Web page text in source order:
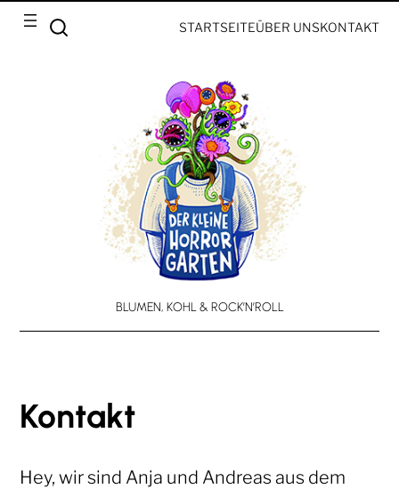
STARTSEITEÜBER UNSKONTAKT
BLUMEN, KOHL & ROCK’N’ROLL
Kontakt
Hey, wir sind Anja und Andreas aus dem